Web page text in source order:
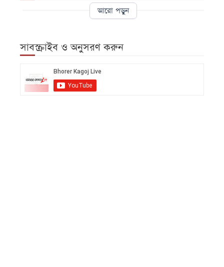
আরো পড়ুন
সাবস্ক্রাইব ও অনুসরণ করুন